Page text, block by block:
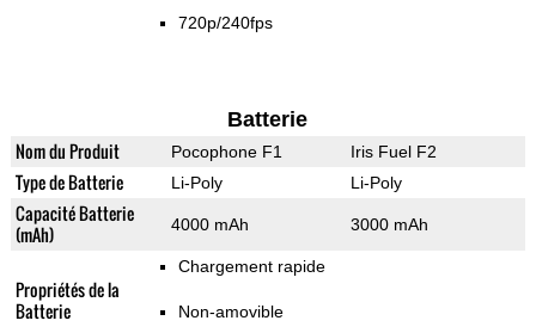
720p/240fps
Batterie
Nom du Produit Pocophone F1 Iris Fuel F2
Type de Batterie Li-Poly Li-Poly
Capacité Batterie
(mAh)
4000 mAh 3000 mAh
Propriétés de la
Batterie
Chargement rapide
Non-amovible